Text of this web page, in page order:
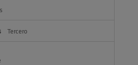
Tercero